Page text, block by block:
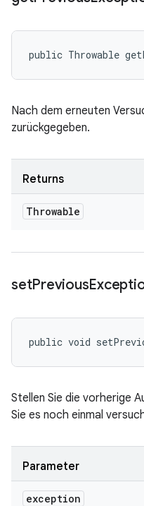
public Throwable
Nach dem erneuten
zurückgegeben.
Returns
Throwable
setPrevious
public void
Stellen Sie die vorherige
Sie es noch einmal
Parameter
exception